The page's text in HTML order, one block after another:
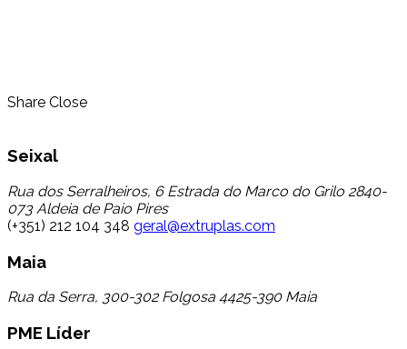
Share Close
Seixal
Rua dos Serralheiros, 6 Estrada do Marco do Grilo 2840-
073 Aldeia de Paio Pires
(+351) 212 104 348 geral@extruplas.com
Maia
Rua da Serra, 300-302 Folgosa 4425-390 Maia
PME Líder